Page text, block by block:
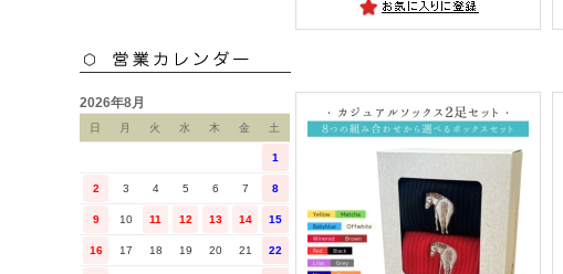
2026年8月
日 月 火 水 木 金 土
1
2 3 4 5 6 7 8
9 10 11 12 13 14 15
16 17 18 19 20 21 22